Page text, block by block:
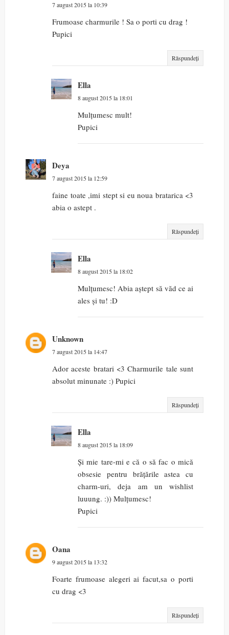
7 august 2015 la 10:39
Frumoase charmurile ! Sa o porti cu drag !
Pupici
Răspundeți
Ella
8 august 2015 la 18:01
Mulțumesc mult!
Pupici
Deya
7 august 2015 la 12:59
faine toate ,imi stept si eu noua bratarica <3
abia o astept .
Răspundeți
Ella
8 august 2015 la 18:02
Mulțumesc! Abia aștept să văd ce ai
ales și tu! :D
Unknown
7 august 2015 la 14:47
Ador aceste bratari <3 Charmurile tale sunt
absolut minunate :) Pupici
Răspundeți
Ella
8 august 2015 la 18:09
Și mie tare-mi e că o să fac o mică
obsesie pentru brățările astea cu
charm-uri, deja am un wishlist
luuung. :)) Mulțumesc!
Pupici
Oana
9 august 2015 la 13:32
Foarte frumoase alegeri ai facut,sa o porti
cu drag <3
Răspundeți